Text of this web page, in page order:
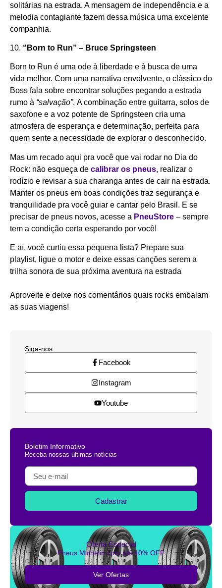
solitárias na estrada. A mensagem de independência e a
melodia contagiante fazem dessa música uma excelente
companhia.
10. “Born to Run” – Bruce Springsteen
Born to Run é uma ode à liberdade e à busca de uma
vida melhor. Com uma narrativa envolvente, o clássico do
Boss fala sobre encontrar soluções pegando a estrada
rumo à “salvação”. A combinação entre guitarra, solos de
saxofone e a voz potente de Springsteen cria uma
atmosfera de esperança e determinação, perfeita para
quem sente a necessidade de explorar o desconhecido.
Mas um recado aqui pra você que vai rodar no Dia do
Rock: não esqueça de calibrar os pneus, realizar o
rodízio e revisar a sua charanga antes de cair na estrada.
Manter os pneus em boas condições traz segurança e
tranquilidade pra você guiar e cantar pelo Brasil. E se
precisar de pneus novos, acesse a PneuStore – sempre
tem a condição certa esperando por você!
E aí, você curtiu essa pequena lista? Prepare sua
playlist, ligue o motor e deixe essas canções serem a
trilha sonora de sua próxima aventura na estrada
Aproveite e deixe nos comentários quais rocks embalam
as suas viagens!
Siga-nos
Facebook
Instagram
Youtube
Boletim Informativo
Receba nossas últimas notícias
Cadastrar
Oferta Especial
Pneus Michelin com até 40% OFF
Ver Ofertas